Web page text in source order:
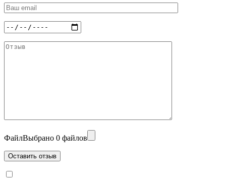
ФайлВыбрано 0 файлов